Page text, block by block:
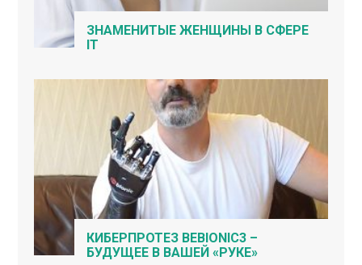
ЗНАМЕНИТЫЕ ЖЕНЩИНЫ В СФЕРЕ
IT
КИБЕРПРОТЕЗ BEBIONIC3 –
БУДУЩЕЕ В ВАШЕЙ «РУКЕ»